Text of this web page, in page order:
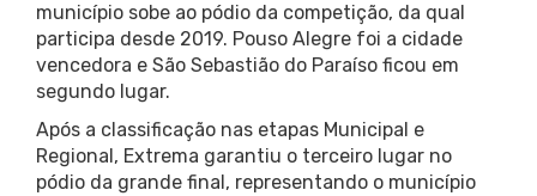
município sobe ao pódio da competição, da qual
participa desde 2019. Pouso Alegre foi a cidade
vencedora e São Sebastião do Paraíso ficou em
segundo lugar.
Após a classificação nas etapas Municipal e
Regional, Extrema garantiu o terceiro lugar no
pódio da grande final, representando o município